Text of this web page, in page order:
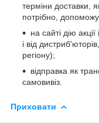
терміни доставки,
потрібно,
на сайті дію
і від
регіону);
відправка як
самовивіз.
Приховати